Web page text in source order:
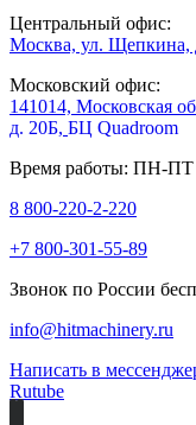
Центральный офис:
Москва, ул. Щепкина,
Московский офис:
141014, Московская
д. 20Б, БЦ Quadroom
Время работы: ПН-
8 800-220-2-220
+7 800-301-55-89
Звонок по России
info@hitmachinery.ru
Написать в
Rutube